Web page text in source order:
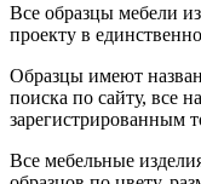
Все образцы мебели
проекту в
Образцы имеют
поиска по сайту, все
зарегистрированным
Все мебельные